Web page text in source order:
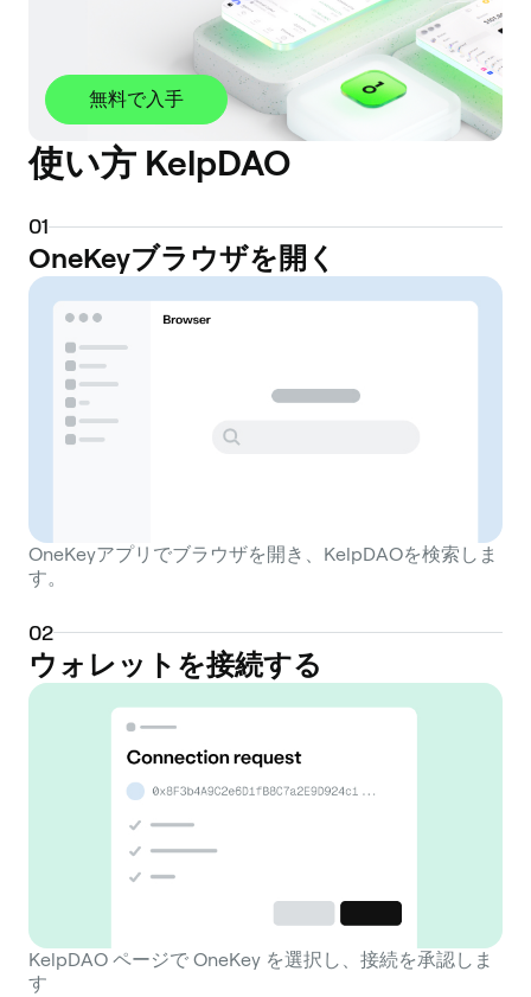
無料で入手
使い方 KelpDAO
01
OneKeyブラウザを開く
OneKeyアプリでブラウザを開き、KelpDAOを検索しま
す。
02
ウォレットを接続する
KelpDAO ページで OneKey を選択し、接続を承認しま
す